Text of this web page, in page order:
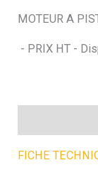
MOTEUR A
- PRIX HT -
FICHE